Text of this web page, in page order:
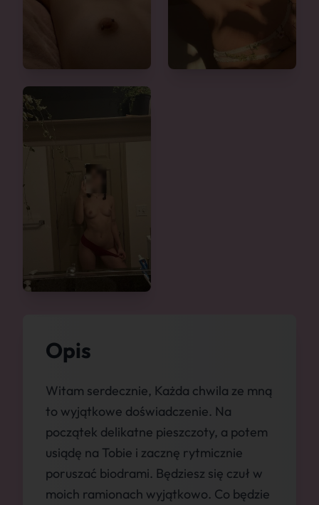
Opis
Witam serdecznie, Każda chwila ze mną
to wyjątkowe doświadczenie. Na
początek delikatne pieszczoty, a potem
usiądę na Tobie i zacznę rytmicznie
poruszać biodrami. Będziesz się czuł w
moich ramionach wyjątkowo. Co będzie